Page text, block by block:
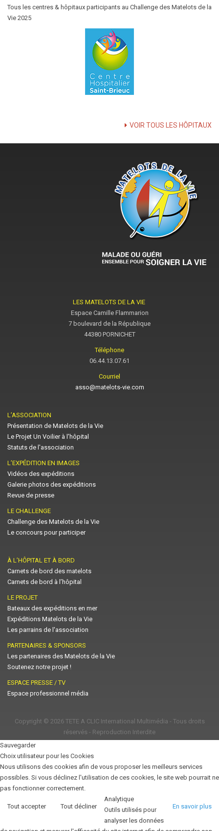
Tous les centres & hôpitaux participants au Challenge des Matelots de la
Vie 2025
VOIR TOUS LES HÔPITAUX
LES MATELOTS DE LA VIE
Espace Camille Flammarion
7 boulevard de la République
44380 PORNICHET
Téléphone
06.44.13.07.61
Courriel
asso@matelots-vie.com
L’ASSOCIATION
Présentation de Matelots de la Vie
Le Projet Un Voilier à l'hôpital
Statuts de l'association
L’EXPÉDITION EN IMAGES
Vidéos des expéditions
Galerie photos des expéditions
Revue de presse
LE CHALLENGE
Challenge des Matelots de la Vie
Le concours pour participer
À L’HÔPITAL ET À BORD
Carnets de bord des matelots
Carnets de bord à l’hôpital
LE PROJET
Bateaux des expéditions en mer
Expéditions Matelots de la Vie
Les parrains de l'association
PARTENAIRES & SPONSORS
Les partenaires des Matelots de la Vie
Soutenez notre projet !
ESPACE PRESSE / TV
Espace professionnel média
Copyright © 2026 TETE A CLIC International Multimédia - Tous droits
réservés - Reproduction Interdite
Sauvegarder
Choix utilisateur pour les Cookies
Nous utilisons des cookies afin de vous proposer les meilleurs services
possibles. Si vous déclinez l'utilisation de ces cookies, le site web pourrait ne
pas fonctionner correctement.
Tout accepter Tout décliner En savoir plus
Analytique
Outils utilisés pour
analyser les données